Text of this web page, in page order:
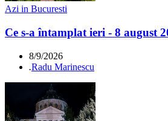
Azi in Bucuresti
Ce s-a întamplat ieri - 8 august
8/9/2026
.Radu Marinescu